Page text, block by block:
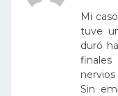
Mi
tuve
duró
nervios
Sin